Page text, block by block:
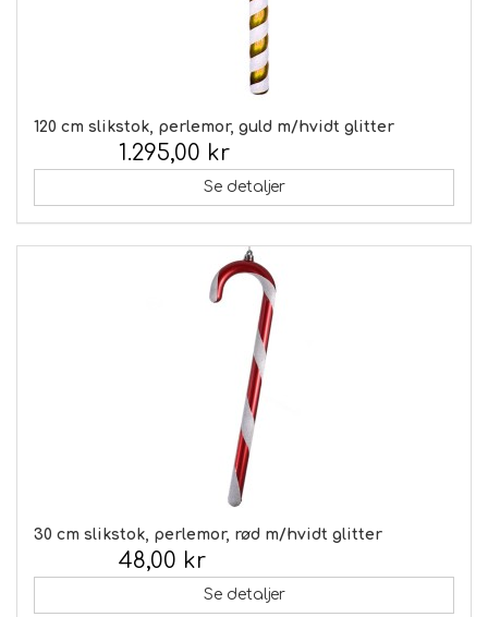
120 cm slikstok, perlemor, guld m/hvidt glitter
1.295,00 kr
Se detaljer
30 cm slikstok, perlemor, rød m/hvidt glitter
48,00 kr
Se detaljer